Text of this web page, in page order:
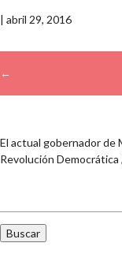
| abril 29, 2016
←
El actual gobernador de
Revolución